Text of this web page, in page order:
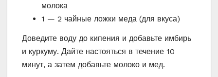
молока
1 — 2 чайные ложки меда (для вкуса)
Доведите воду до кипения и добавьте имбирь
и куркуму. Дайте настояться в течение 10
минут, а затем добавьте молоко и мед.